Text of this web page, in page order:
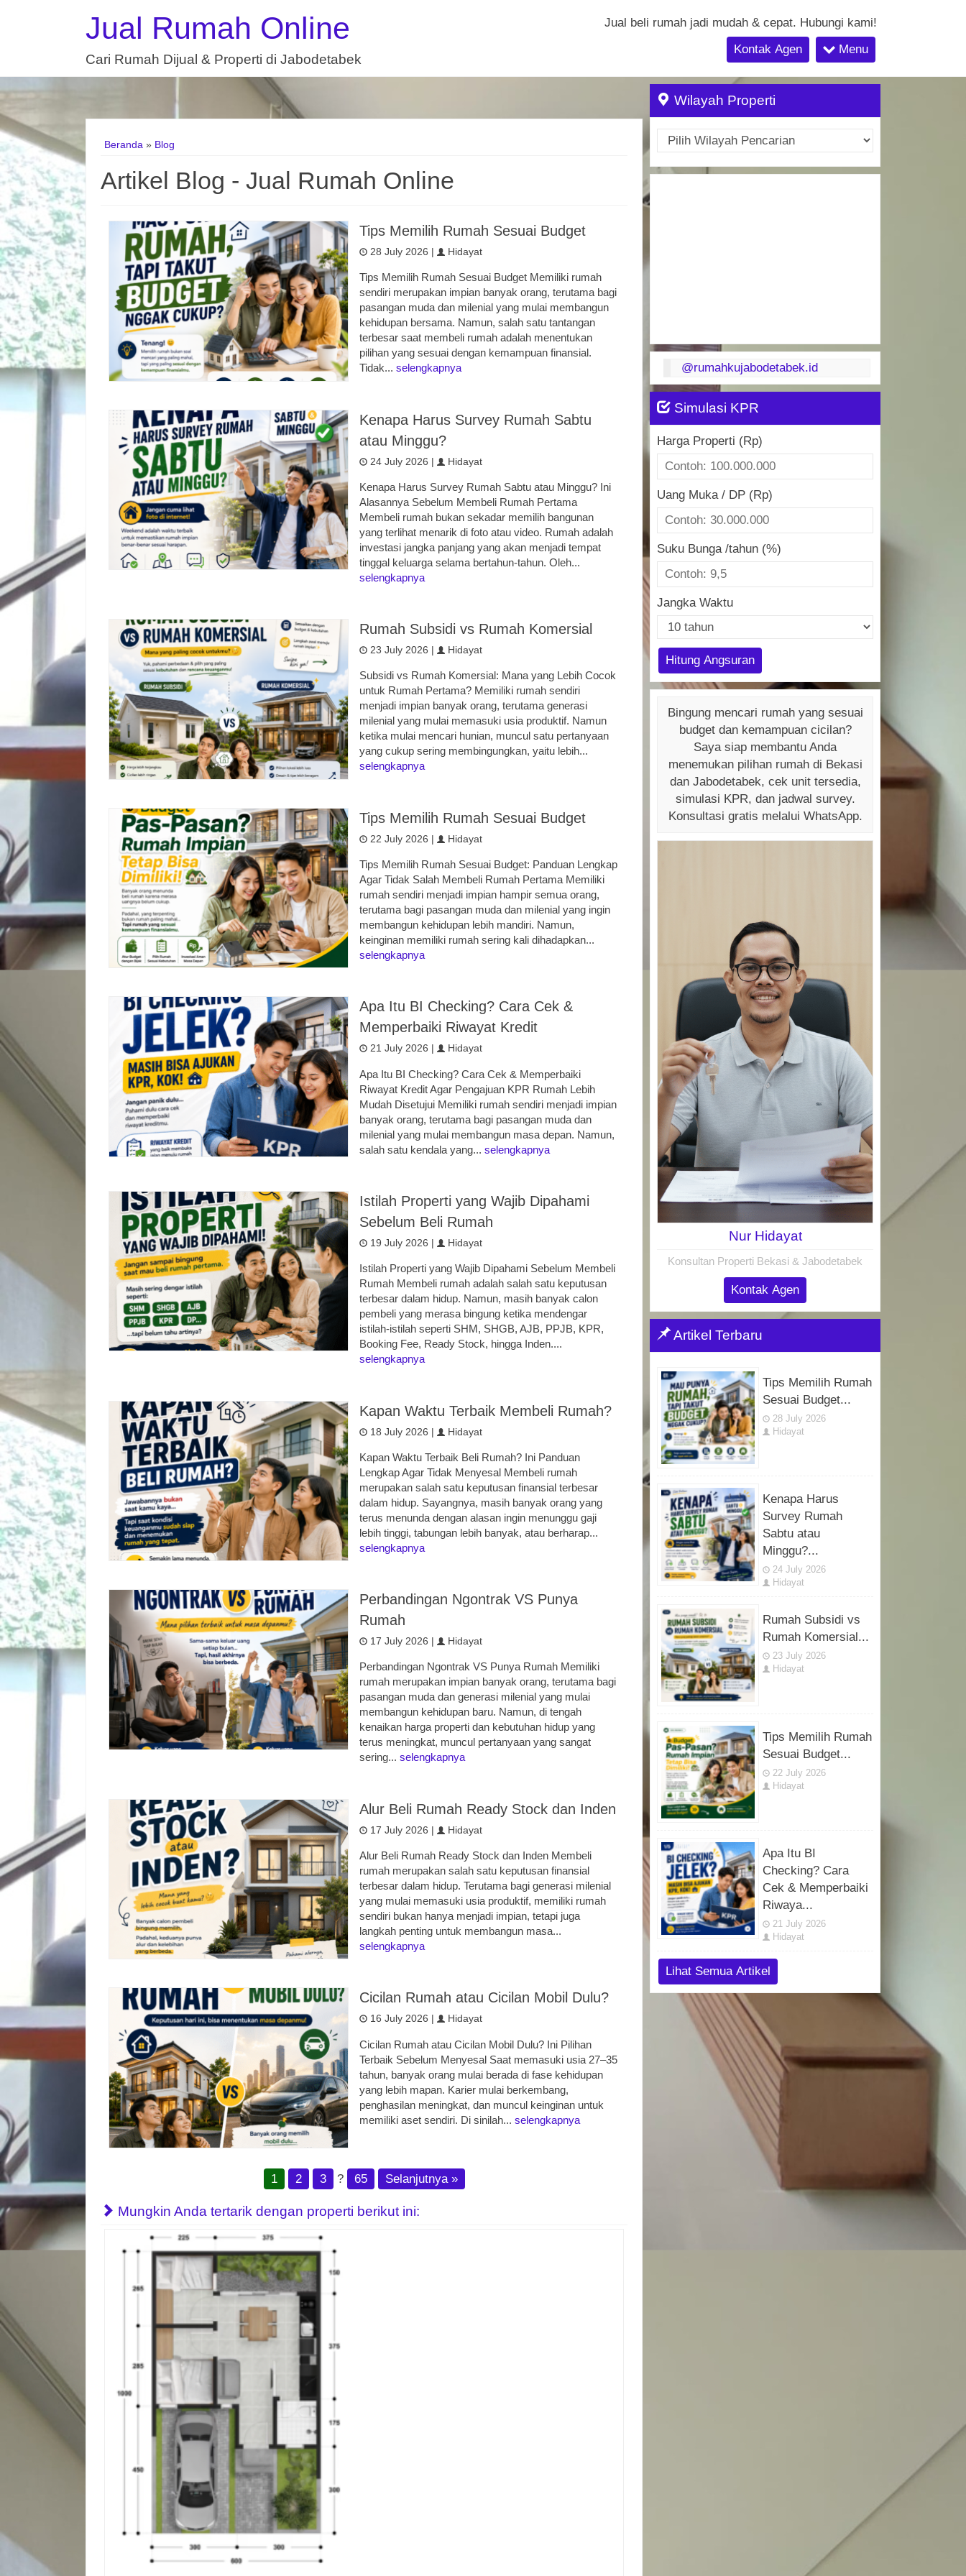
Jual Rumah Online
Cari Rumah Dijual & Properti di Jabodetabek
Jual beli rumah jadi mudah & cepat. Hubungi kami!
Kontak Agen
Menu
Beranda » Blog
Artikel Blog - Jual Rumah Online
Tips Memilih Rumah Sesuai Budget
28 July 2026 | Hidayat
Tips Memilih Rumah Sesuai Budget Memiliki rumah
sendiri merupakan impian banyak orang, terutama bagi
pasangan muda dan milenial yang mulai membangun
kehidupan bersama. Namun, salah satu tantangan
terbesar saat membeli rumah adalah menentukan
pilihan yang sesuai dengan kemampuan finansial.
Tidak...selengkapnya
Kenapa Harus Survey Rumah Sabtu
atau Minggu?
24 July 2026 | Hidayat
Kenapa Harus Survey Rumah Sabtu atau Minggu? Ini
Alasannya Sebelum Membeli Rumah Pertama
Membeli rumah bukan sekadar memilih bangunan
yang terlihat menarik di foto atau video. Rumah adalah
investasi jangka panjang yang akan menjadi tempat
tinggal keluarga selama bertahun-tahun. Oleh...
selengkapnya
Rumah Subsidi vs Rumah Komersial
23 July 2026 | Hidayat
Subsidi vs Rumah Komersial: Mana yang Lebih Cocok
untuk Rumah Pertama? Memiliki rumah sendiri
menjadi impian banyak orang, terutama generasi
milenial yang mulai memasuki usia produktif. Namun
ketika mulai mencari hunian, muncul satu pertanyaan
yang cukup sering membingungkan, yaitu lebih...
selengkapnya
Tips Memilih Rumah Sesuai Budget
22 July 2026 | Hidayat
Tips Memilih Rumah Sesuai Budget: Panduan Lengkap
Agar Tidak Salah Membeli Rumah Pertama Memiliki
rumah sendiri menjadi impian hampir semua orang,
terutama bagi pasangan muda dan milenial yang ingin
membangun kehidupan lebih mandiri. Namun,
keinginan memiliki rumah sering kali dihadapkan...
selengkapnya
Apa Itu BI Checking? Cara Cek &
Memperbaiki Riwayat Kredit
21 July 2026 | Hidayat
Apa Itu BI Checking? Cara Cek & Memperbaiki
Riwayat Kredit Agar Pengajuan KPR Rumah Lebih
Mudah Disetujui Memiliki rumah sendiri menjadi impian
banyak orang, terutama bagi pasangan muda dan
milenial yang mulai membangun masa depan. Namun,
salah satu kendala yang...selengkapnya
Istilah Properti yang Wajib Dipahami
Sebelum Beli Rumah
19 July 2026 | Hidayat
Istilah Properti yang Wajib Dipahami Sebelum Membeli
Rumah Membeli rumah adalah salah satu keputusan
terbesar dalam hidup. Namun, masih banyak calon
pembeli yang merasa bingung ketika mendengar
istilah-istilah seperti SHM, SHGB, AJB, PPJB, KPR,
Booking Fee, Ready Stock, hingga Inden....
selengkapnya
Kapan Waktu Terbaik Membeli Rumah?
18 July 2026 | Hidayat
Kapan Waktu Terbaik Beli Rumah? Ini Panduan
Lengkap Agar Tidak Menyesal Membeli rumah
merupakan salah satu keputusan finansial terbesar
dalam hidup. Sayangnya, masih banyak orang yang
terus menunda dengan alasan ingin menunggu gaji
lebih tinggi, tabungan lebih banyak, atau berharap...
selengkapnya
Perbandingan Ngontrak VS Punya
Rumah
17 July 2026 | Hidayat
Perbandingan Ngontrak VS Punya Rumah Memiliki
rumah merupakan impian banyak orang, terutama bagi
pasangan muda dan generasi milenial yang mulai
membangun kehidupan baru. Namun, di tengah
kenaikan harga properti dan kebutuhan hidup yang
terus meningkat, muncul pertanyaan yang sangat
sering...selengkapnya
Alur Beli Rumah Ready Stock dan Inden
17 July 2026 | Hidayat
Alur Beli Rumah Ready Stock dan Inden Membeli
rumah merupakan salah satu keputusan finansial
terbesar dalam hidup. Terutama bagi generasi milenial
yang mulai memasuki usia produktif, memiliki rumah
sendiri bukan hanya menjadi impian, tetapi juga
langkah penting untuk membangun masa...
selengkapnya
Cicilan Rumah atau Cicilan Mobil Dulu?
16 July 2026 | Hidayat
Cicilan Rumah atau Cicilan Mobil Dulu? Ini Pilihan
Terbaik Sebelum Menyesal Saat memasuki usia 27–35
tahun, banyak orang mulai berada di fase kehidupan
yang lebih mapan. Karier mulai berkembang,
penghasilan meningkat, dan muncul keinginan untuk
memiliki aset sendiri. Di sinilah...selengkapnya
1 2 3 ? 65 Selanjutnya »
Mungkin Anda tertarik dengan properti berikut ini:
Wilayah Properti
@rumahkujabodetabek.id
Simulasi KPR
Harga Properti (Rp)
Uang Muka / DP (Rp)
Suku Bunga /tahun (%)
Jangka Waktu
Hitung Angsuran
Bingung mencari rumah yang sesuai
budget dan kemampuan cicilan?
Saya siap membantu Anda
menemukan pilihan rumah di Bekasi
dan Jabodetabek, cek unit tersedia,
simulasi KPR, dan jadwal survey.
Konsultasi gratis melalui WhatsApp.
Nur Hidayat
Konsultan Properti Bekasi & Jabodetabek
Kontak Agen
Artikel Terbaru
Tips Memilih Rumah
Sesuai Budget...
28 July 2026
Hidayat
Kenapa Harus
Survey Rumah
Sabtu atau
Minggu?...
24 July 2026
Hidayat
Rumah Subsidi vs
Rumah Komersial...
23 July 2026
Hidayat
Tips Memilih Rumah
Sesuai Budget...
22 July 2026
Hidayat
Apa Itu BI
Checking? Cara
Cek & Memperbaiki
Riwaya...
21 July 2026
Hidayat
Lihat Semua Artikel